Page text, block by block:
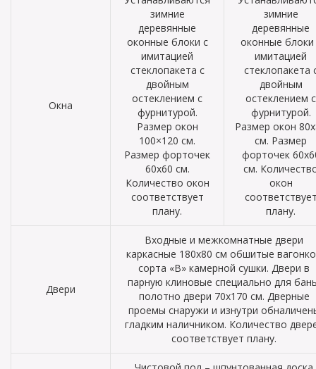
Окна
зимние
деревянные
оконные блоки с
имитацией
стеклопакета с
двойным
остеклением с
фурнитурой.
Размер окон
100×120 см.
Размер форточек
60х60 см.
Количество окон
соответствует
плану.
зимние
деревянные
оконные блоки
имитацией
стеклопакета
двойным
остеклением с
фурнитурой.
Размер окон
см. Размер
форточек
см.
окон
плану.
Двери
Входные и межкомнатные двери
каркасные 180х80 см обшитые
сорта «В» камерной сушки. Двери в
парную клиновые специально для
полотно двери 70х170 см. Дверные
проемы снаружи и изнутри
гладким наличником. Количество
соответствует плану.